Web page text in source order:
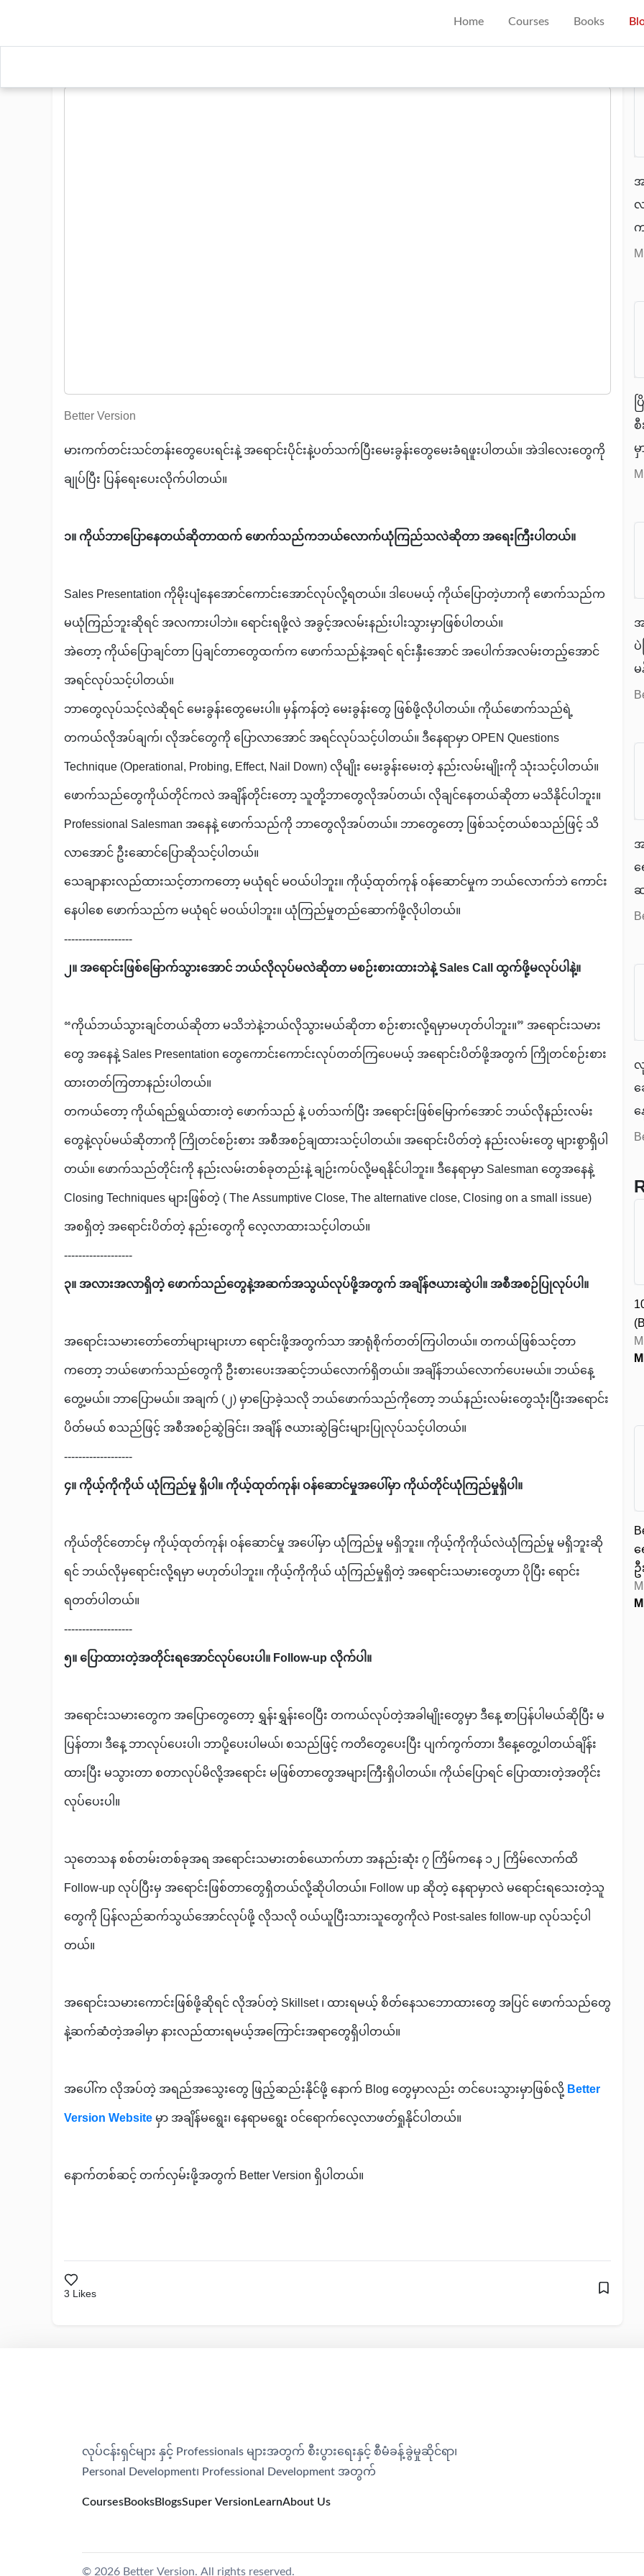
Home Courses Books
Better Version
မားကက်တင်းသင်တန်းတွေပေးရင်းနဲ့ အရောင်းပိုင်းနဲ့ပတ်သက်ပြီးမေးခွန်းတွေမေးခံရဖူးပါတယ်။ အဲဒါလေးတွေကို
ချုပ်ပြီး ပြန်ရေးပေးလိုက်ပါတယ်။
၁။ ကိုယ်ဘာပြောနေတယ်ဆိုတာထက် ဖောက်သည်ကဘယ်လောက်ယုံကြည်သလဲဆိုတာ အရေးကြီးပါတယ်။
Sales Presentation ကိုမိုးပျံနေအောင်ကောင်းအောင်လုပ်လို့ရတယ်။ ဒါပေမယ့် ကိုယ်ပြောတဲ့ဟာကို ဖောက်သည်က
မယုံကြည်ဘူးဆိုရင် အလကားပါဘဲ။ ရောင်းရဖို့လဲ အခွင့်အလမ်းနည်းပါးသွားမှာဖြစ်ပါတယ်။
အဲတော့ ကိုယ်ပြောချင်တာ ပြချင်တာတွေထက်က ဖောက်သည်နဲ့အရင် ရင်းနှီးအောင် အပေါက်အလမ်းတည့်အောင်
အရင်လုပ်သင့်ပါတယ်။
ဘာတွေလုပ်သင့်လဲဆိုရင် မေးခွန်းတွေမေးပါ။ မှန်ကန်တဲ့ မေးခွန်းတွေ ဖြစ်ဖို့လိုပါတယ်။ ကိုယ်ဖောက်သည်ရဲ့
တကယ်လိုအပ်ချက်၊ လိုအင်တွေကို ပြောလာအောင် အရင်လုပ်သင့်ပါတယ်။ ဒီနေရာမှာ OPEN Questions
Technique (Operational, Probing, Effect, Nail Down) လိုမျိုး မေးခွန်းမေးတဲ့ နည်းလမ်းမျိုးကို သုံးသင့်ပါတယ်။
ဖောက်သည်တွေကိုယ်တိုင်ကလဲ အချိန်တိုင်းတော့ သူတို့ဘာတွေလိုအပ်တယ်၊ လိုချင်နေတယ်ဆိုတာ မသိနိုင်ပါဘူး။
Professional Salesman အနေနဲ့ ဖောက်သည်ကို ဘာတွေလိုအပ်တယ်။ ဘာတွေတော့ ဖြစ်သင့်တယ်စသည်ဖြင့် သိ
လာအောင် ဦးဆောင်ပြောဆိုသင့်ပါတယ်။
သေချာနားလည်ထားသင့်တာကတော့ မယုံရင် မဝယ်ပါဘူး။ ကိုယ့်ထုတ်ကုန် ဝန်ဆောင်မှုက ဘယ်လောက်ဘဲ ကောင်း
နေပါစေ ဖောက်သည်က မယုံရင် မဝယ်ပါဘူး။ ယုံကြည်မှုတည်ဆောက်ဖို့လိုပါတယ်။
-------------------
၂။ အရောင်းဖြစ်မြောက်သွားအောင် ဘယ်လိုလုပ်မလဲဆိုတာ မစဉ်းစားထားဘဲနဲ့ Sales Call ထွက်ဖို့မလုပ်ပါနဲ့။
“ကိုယ်ဘယ်သွားချင်တယ်ဆိုတာ မသိဘဲနဲ့ဘယ်လိုသွားမယ်ဆိုတာ စဉ်းစားလို့ရမှာမဟုတ်ပါဘူး။” အရောင်းသမား
တွေ အနေနဲ့ Sales Presentation တွေကောင်းကောင်းလုပ်တတ်ကြပေမယ့် အရောင်းပိတ်ဖို့အတွက် ကြိုတင်စဉ်းစား
ထားတတ်ကြတာနည်းပါတယ်။
တကယ်တော့ ကိုယ်ရည်ရွယ်ထားတဲ့ ဖောက်သည် နဲ့ ပတ်သက်ပြီး အရောင်းဖြစ်မြောက်အောင် ဘယ်လိုနည်းလမ်း
တွေနဲ့လုပ်မယ်ဆိုတာကို ကြိုတင်စဉ်းစား အစီအစဉ်ချထားသင့်ပါတယ်။ အရောင်းပိတ်တဲ့ နည်းလမ်းတွေ များစွာရှိပါ
တယ်။ ဖောက်သည်တိုင်းကို နည်းလမ်းတစ်ခုတည်းနဲ့ ချဉ်းကပ်လို့မရနိုင်ပါဘူး။ ဒီနေရာမှာ Salesman တွေအနေနဲ့
Closing Techniques များဖြစ်တဲ့ ( The Assumptive Close, The alternative close, Closing on a small issue)
အစရှိတဲ့ အရောင်းပိတ်တဲ့ နည်းတွေကို လေ့လာထားသင့်ပါတယ်။
-------------------
၃။ အလားအလာရှိတဲ့ ဖောက်သည်တွေနဲ့အဆက်အသွယ်လုပ်ဖို့အတွက် အချိန်ဇယားဆွဲပါ။ အစီအစဉ်ပြုလုပ်ပါ။
အရောင်းသမားတော်တော်များများဟာ ရောင်းဖို့အတွက်သာ အာရုံစိုက်တတ်ကြပါတယ်။ တကယ်ဖြစ်သင့်တာ
ကတော့ ဘယ်ဖောက်သည်တွေကို ဦးစားပေးအဆင့်ဘယ်လောက်ရှိတယ်။ အချိန်ဘယ်လောက်ပေးမယ်။ ဘယ်နေ့
တွေ့မယ်။ ဘာပြောမယ်။ အချက် (၂) မှာပြောခဲ့သလို ဘယ်ဖောက်သည်ကိုတော့ ဘယ်နည်းလမ်းတွေသုံးပြီးအရောင်း
ပိတ်မယ် စသည်ဖြင့် အစီအစဉ်ဆွဲခြင်း၊ အချိန် ဇယားဆွဲခြင်းများပြုလုပ်သင့်ပါတယ်။
-------------------
၄။ ကိုယ့်ကိုကိုယ် ယုံကြည်မှု ရှိပါ။ ကိုယ့်ထုတ်ကုန်၊ ဝန်ဆောင်မှုအပေါ်မှာ ကိုယ်တိုင်ယုံကြည်မှုရှိပါ။
ကိုယ်တိုင်တောင်မှ ကိုယ့်ထုတ်ကုန်၊ ဝန်ဆောင်မှု အပေါ်မှာ ယုံကြည်မှု မရှိဘူး။ ကိုယ့်ကိုကိုယ်လဲယုံကြည်မှု မရှိဘူးဆို
ရင် ဘယ်လိုမှရောင်းလို့ရမှာ မဟုတ်ပါဘူး။ ကိုယ့်ကိုကိုယ် ယုံကြည်မှုရှိတဲ့ အရောင်းသမားတွေဟာ ပိုပြီး ရောင်း
ရတတ်ပါတယ်။
-------------------
၅။ ပြောထားတဲ့အတိုင်းရအောင်လုပ်ပေးပါ။ Follow-up လိုက်ပါ။
အရောင်းသမားတွေက အပြောတွေတော့ ရွှန်းရွှန်းဝေပြီး တကယ်လုပ်တဲ့အခါမျိုးတွေမှာ ဒီနေ့ စာပြန်ပါမယ်ဆိုပြီး မ
ပြန်တာ၊ ဒီနေ့ ဘာလုပ်ပေးပါ၊ ဘာပို့ပေးပါမယ်၊ စသည်ဖြင့် ကတိတွေပေးပြီး ပျက်ကွက်တာ၊ ဒီနေ့တွေ့ပါတယ်ချိန်း
ထားပြီး မသွားတာ စတာလုပ်မိလို့အရောင်း မဖြစ်တာတွေအများကြီးရှိပါတယ်။ ကိုယ်ပြောရင် ပြောထားတဲ့အတိုင်း
လုပ်ပေးပါ။
သုတေသန စစ်တမ်းတစ်ခုအရ အရောင်းသမားတစ်ယောက်ဟာ အနည်းဆုံး ၇ ကြိမ်ကနေ ၁၂ ကြိမ်လောက်ထိ
Follow-up လုပ်ပြီးမှ အရောင်းဖြစ်တာတွေရှိတယ်လို့ဆိုပါတယ်။ Follow up ဆိုတဲ့ နေရာမှာလဲ မရောင်းရသေးတဲ့သူ
တွေကို ပြန်လည်ဆက်သွယ်အောင်လုပ်ဖို့ လိုသလို ဝယ်ယူပြီးသားသူတွေကိုလဲ Post-sales follow-up လုပ်သင့်ပါ
တယ်။
အရောင်းသမားကောင်းဖြစ်ဖို့ဆိုရင် လိုအပ်တဲ့ Skillset ၊ ထားရမယ့် စိတ်နေသဘောထားတွေ အပြင် ဖောက်သည်တွေ
နဲ့ဆက်ဆံတဲ့အခါမှာ နားလည်ထားရမယ့်အကြောင်းအရာတွေရှိပါတယ်။
အပေါ်က လိုအပ်တဲ့ အရည်အသွေးတွေ ဖြည့်ဆည်းနိုင်ဖို့ နောက် Blog တွေမှာလည်း တင်ပေးသွားမှာဖြစ်လို့Better
Version Websiteမှာ အချိန်မရွေး၊ နေရာမရွေး ဝင်ရောက်လေ့လာဖတ်ရှုနိုင်ပါတယ်။
နောက်တစ်ဆင့် တက်လှမ်းဖို့အတွက် Better Version ရှိပါတယ်။
3Likes
လုပ်ငန်းရှင်များ နှင့် Professionals များအတွက် စီးပွားရေးနှင့် စီမံခန့်ခွဲမှုဆိုင်ရာ၊​
Personal Development၊​ Professional Development အတွက်
CoursesBooksBlogsSuper VersionLearnAbout Us